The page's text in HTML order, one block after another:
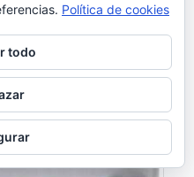
Política de cookies
todo